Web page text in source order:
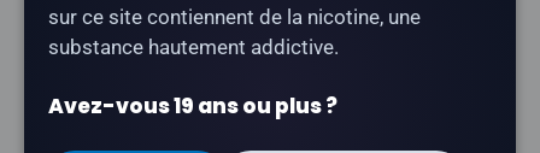
de melon, avec une finale rafraîchissante et glacée.
Type de produit :Vape jetable rechargeable)
Nombre de bouffées :jusqu'à 15 000
sur ce site contiennent de la nicotine, une
substance hautement addictive.
Avez-vous 19 ans ou plus ?